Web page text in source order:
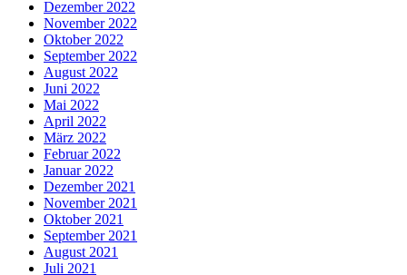
Dezember 2022
November 2022
Oktober 2022
September 2022
August 2022
Juni 2022
Mai 2022
April 2022
März 2022
Februar 2022
Januar 2022
Dezember 2021
November 2021
Oktober 2021
September 2021
August 2021
Juli 2021